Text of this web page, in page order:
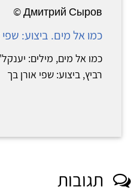
Дмитрий Сыров ©
כמו אל מים. ביצוע: שפי
כמו אל מים, מילים:
רביץ, ביצוע: שפי אורן בך
תגובות